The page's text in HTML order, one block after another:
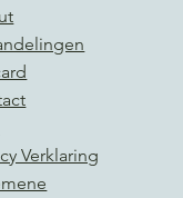
Verklaring